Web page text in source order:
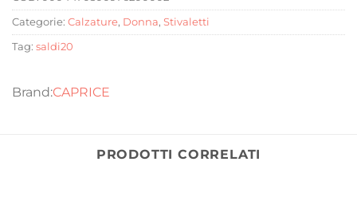
Categorie: Calzature, Donna, Stivaletti
Tag: saldi20
CAPRICE
PRODOTTI CORRELATI